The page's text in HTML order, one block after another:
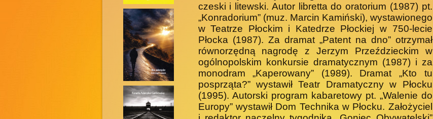
czeski i litewski. Autor libretta do oratorium (1987) pt.
„Konradorium” (muz. Marcin Kamiński), wystawionego
w Teatrze Płockim i Katedrze Płockiej w 750-lecie
Płocka (1987). Za dramat „Patent na dno” otrzymał
równorzędną nagrodę z Jerzym Przeździeckim w
ogólnopolskim konkursie dramatycznym (1987) i za
monodram „Kaperowany” (1989). Dramat „Kto tu
posprząta?” wystawił Teatr Dramatyczny w Płocku
(1995). Autorski program kabaretowy pt. „Walenie do
Europy” wystawił Dom Technika w Płocku. Założyciel